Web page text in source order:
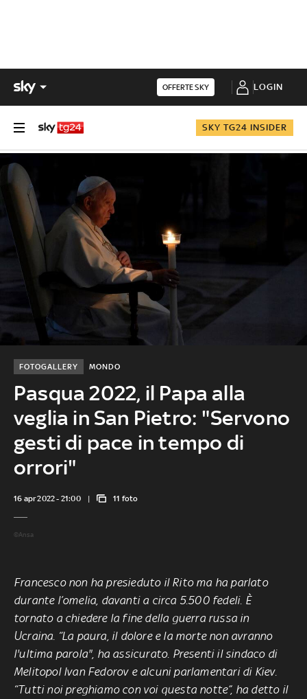
OFFERTE SKY LOGIN
SKY TG24 INSIDER
Pasqua 2022, il Papa alla
veglia in San Pietro: "Servono
gesti di pace in tempo di
orrori"
MONDO
FOTOGALLERY
16 apr 2022 - 21:00 11 foto
©Ansa
Francesco non ha presieduto il Rito ma ha parlato
durante l’omelia, davanti a circa 5.500 fedeli. È
tornato a chiedere la fine della guerra russa in
Ucraina. “La paura, il dolore e la morte non avranno
l'ultima parola", ha assicurato. Presenti il sindaco di
Melitopol Ivan Fedorov e alcuni parlamentari di Kiev.
“Tutti noi preghiamo con voi questa notte”, ha detto il